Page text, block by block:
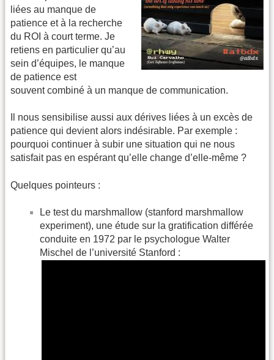
liées au manque de
patience et à la recherche
du ROI à court terme. Je
retiens en particulier qu’au
sein d’équipes, le manque
de patience est
souvent combiné à un manque de communication.
Il nous sensibilise aussi aux dérives liées à un excès de
patience qui devient alors indésirable. Par exemple :
pourquoi continuer à subir une situation qui ne nous
satisfait pas en espérant qu’elle change d’elle-même ?
Quelques pointeurs :
Le test du marshmallow (stanford marshmallow
experiment), une étude sur la gratification différée
conduite en 1972 par le psychologue Walter
Mischel de l’université Stanford :